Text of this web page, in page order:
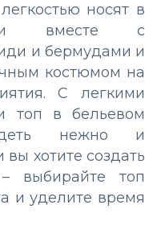
носят в
вместе с
и бермудами и
костюмом на
С легкими
топ в бельевом
нежно и
хотите создать
выбирайте топ
и уделите время